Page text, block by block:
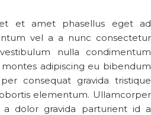
et amet phasellus eget ad
vel a a nunc consectetur
nulla condimentum
adipiscing eu bibendum
consequat gravida tristique
elementum. Ullamcorper
dolor gravida parturient id a